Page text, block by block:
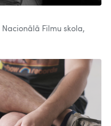
Filmu skola,